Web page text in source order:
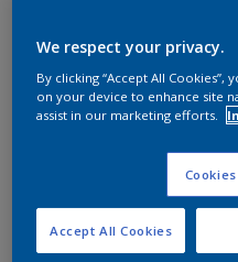
1L
Quantité
We respect your privacy.
By clicking “Accept All
on your device to enhance site
assist in our marketing efforts.
Accept All Cookies